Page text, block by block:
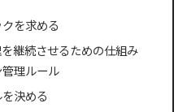
を求める
継続させるための仕組み
理ルール
決める